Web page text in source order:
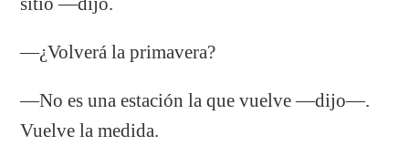
—¿Volverá la primavera?
—No es una estación la que vuelve —dijo—.
Vuelve la medida.